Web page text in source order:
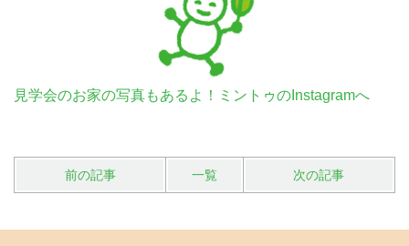
見学会のお家の写真もあるよ！ミントゥのInstagramへ
前の記事 一覧 次の記事